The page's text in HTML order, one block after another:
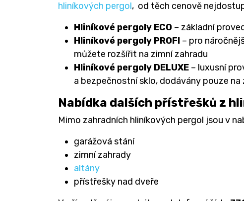
hliníkových pergol, od těch cenově
Hliníkové pergoly ECO – základní
Hliníkové pergoly PROFI – pro
můžete rozšířit na zimní zahradu
Hliníkové pergoly DELUXE – luxusní
a bezpečnostní sklo, dodávány pouze na
Nabídka dalších přístřešků z
Mimo zahradních hliníkových pergol jsou v
garážová stání
zimní zahrady
altány
přístřešky nad dveře